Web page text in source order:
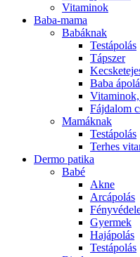
Vitaminok
Baba-mama
Babáknak
Testápolás
Tápszer
Baba
Fájdalom
Mamáknak
Testápolás
Terhes
Dermo patika
Babé
Akne
Arcápolás
Gyermek
Hajápolás
Testápolás